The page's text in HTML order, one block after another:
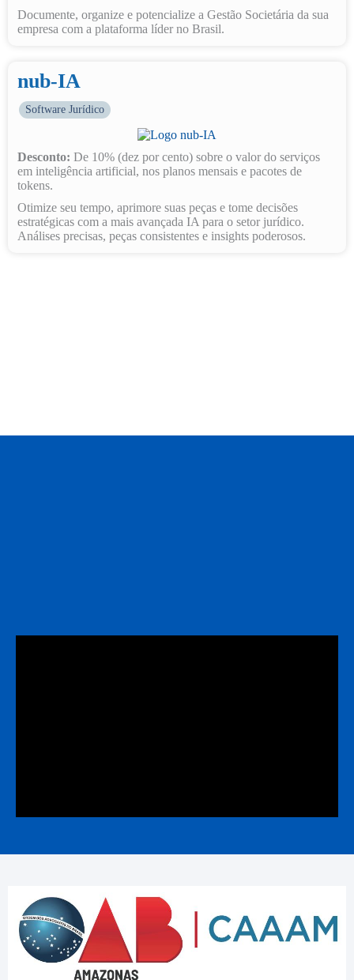
Documente, organize e potencialize a Gestão Societária da sua
empresa com a plataforma líder no Brasil.
nub-IA
Software Jurídico
Desconto: De 10% (dez por cento) sobre o valor do serviços
em inteligência artificial, nos planos mensais e pacotes de
tokens.
Otimize seu tempo, aprimore suas peças e tome decisões
estratégicas com a mais avançada IA para o setor jurídico.
Análises precisas, peças consistentes e insights poderosos.